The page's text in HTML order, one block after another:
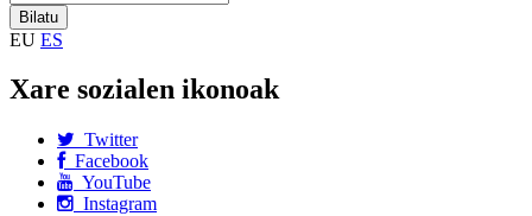
EU ES
Xare sozialen ikonoak
Twitter
Facebook
YouTube
Instagram